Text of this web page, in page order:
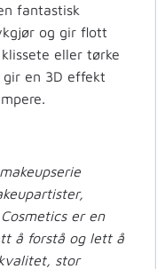
fantastisk
og gir flott
eller tørke
en 3D effekt
er en
å forstå og lett å
stor